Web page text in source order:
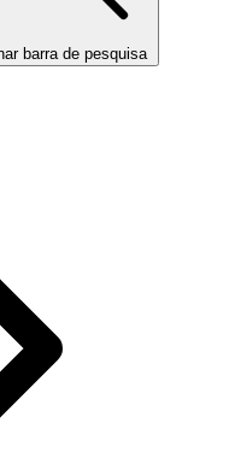
barra de pesquisa